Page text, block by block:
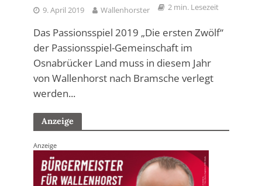
9. April 2019 Wallenhorster 2 min. Lesezeit
Das Passionsspiel 2019 „Die ersten Zwölf“
der Passionsspiel-Gemeinschaft im
Osnabrücker Land muss in diesem Jahr
von Wallenhorst nach Bramsche verlegt
werden...
Anzeige
Anzeige